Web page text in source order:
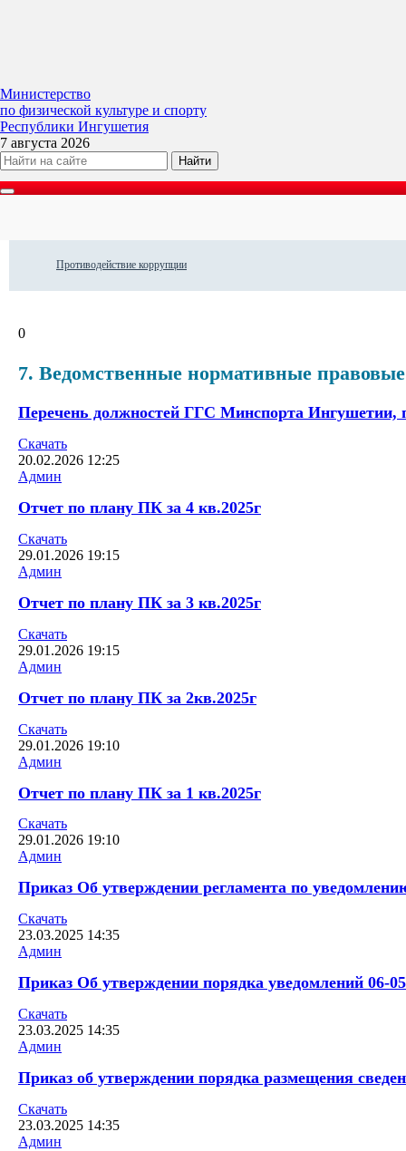
Министерство
по физической культуре и спорту
Республики Ингушетия
7 августа 2026
Противодействие коррупции
0
7. Ведомственные нормативные
Перечень должностей ГГС Минспорта Ингушетии,
Скачать
20.02.2026 12:25
Админ
Отчет по плану ПК за 4 кв.2025г
Скачать
29.01.2026 19:15
Админ
Отчет по плану ПК за 3 кв.2025г
Скачать
29.01.2026 19:15
Админ
Отчет по плану ПК за 2кв.2025г
Скачать
29.01.2026 19:10
Админ
Отчет по плану ПК за 1 кв.2025г
Скачать
29.01.2026 19:10
Админ
Приказ Об утверждении регламента по
Скачать
23.03.2025 14:35
Админ
Приказ Об утверждении порядка уведомлений 06-
Скачать
23.03.2025 14:35
Админ
Приказ об утверждении порядка размещения
Скачать
23.03.2025 14:35
Админ